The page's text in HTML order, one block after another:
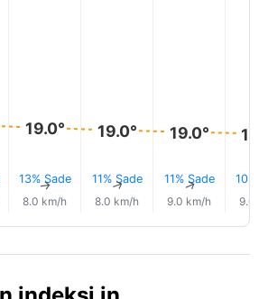
19.0°
13% Sade
↑
8.0 km/h
19.0°
11% Sade
↑
8.0 km/h
19.0°
11% Sade
↑
9.0 km/h
10%
9.0